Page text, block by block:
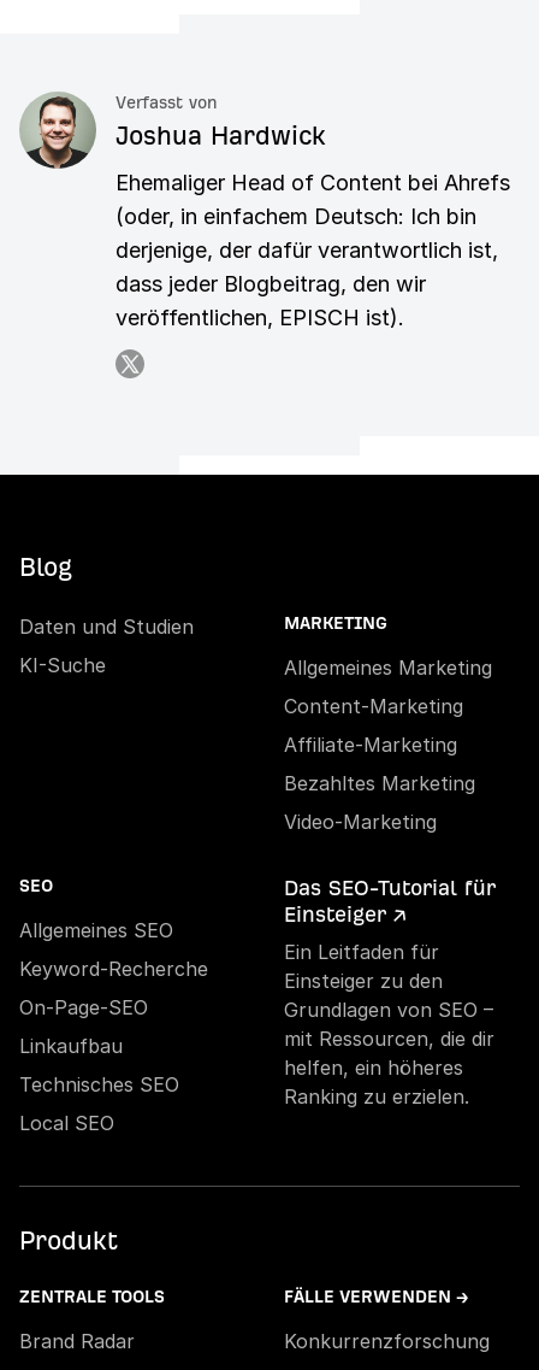
Verfasst von
Joshua Hardwick
Ehemaliger Head of Content bei Ahrefs
(oder, in einfachem Deutsch: Ich bin
derjenige, der dafür verantwortlich ist,
dass jeder Blogbeitrag, den wir
veröffentlichen, EPISCH ist).
Blog
Daten und Studien
KI-Suche
MARKETING
Allgemeines Marketing
Content-Marketing
Affiliate-Marketing
Bezahltes Marketing
Video-Marketing
SEO
Allgemeines SEO
Keyword-Recherche
On-Page-SEO
Linkaufbau
Technisches SEO
Local SEO
Das SEO-Tutorial für
Einsteiger ↗
Ein Leitfaden für
Einsteiger zu den
Grundlagen von SEO –
mit Ressourcen, die dir
helfen, ein höheres
Ranking zu erzielen.
Produkt
ZENTRALE TOOLS
Brand Radar
FÄLLE VERWENDEN →
Konkurrenzforschung